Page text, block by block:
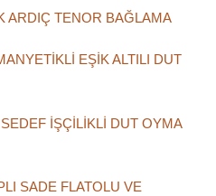
ARDIÇ TENOR BAĞLAMA
EŞİK ALTILI DUT
İŞÇİLİKLİ DUT OYMA
SADE FLATOLU VE